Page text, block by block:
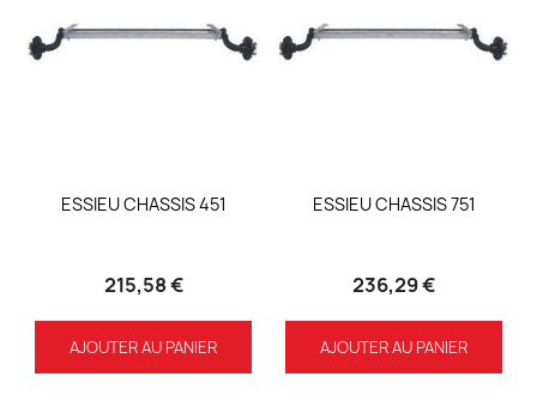
ESSIEU CHASSIS 451
215,58 €
AJOUTER AU PANIER
ESSIEU CHASSIS 751
236,29 €
AJOUTER AU PANIER